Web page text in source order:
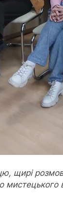
щирі
мистецького